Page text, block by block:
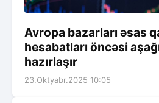
Avropa bazarları əsas
hesabatları öncəsi
hazırlaşır
23.Oktyabr.2025 10:05